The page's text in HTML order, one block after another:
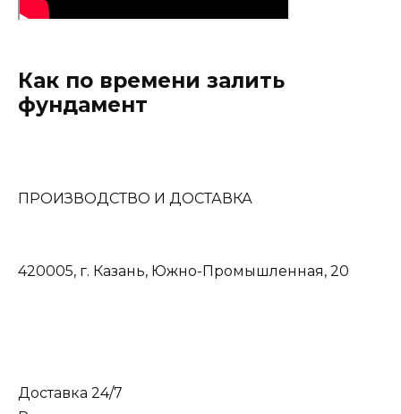
Как по времени залить
фундамент
ПРОИЗВОДСТВО И ДОСТАВКА
420005, г. Казань, Южно-Промышленная, 20
Доставка 24/7